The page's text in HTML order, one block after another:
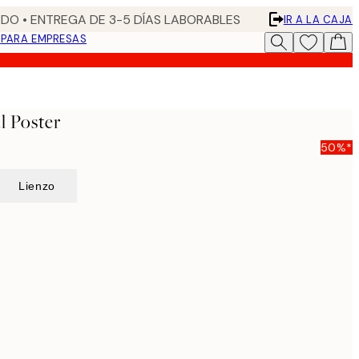
• ENTREGA DE 3-5 DÍAS LABORABLES
IR A LA CAJA
PARA EMPRESAS
Poster
50%*
Lienzo